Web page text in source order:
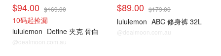
$94.00 $169.00
10码起捡漏
lululemon Define 夹克 骨白
@dealmoon.com.au
$89.00 $179.00
lululemon ABC 修身裤 32L
@dealmoon.com.au